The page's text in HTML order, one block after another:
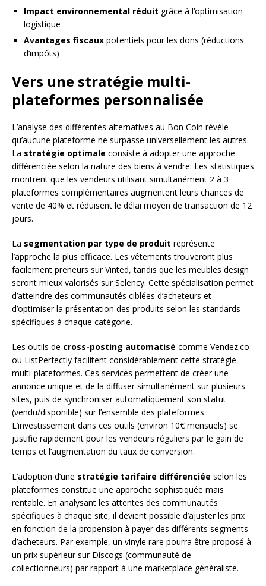
Impact environnemental réduit grâce à l’optimisation
logistique
Avantages fiscaux potentiels pour les dons (réductions
d’impôts)
Vers une stratégie multi-
plateformes personnalisée
L’analyse des différentes alternatives au Bon Coin révèle
qu’aucune plateforme ne surpasse universellement les autres.
La stratégie optimale consiste à adopter une approche
différenciée selon la nature des biens à vendre. Les statistiques
montrent que les vendeurs utilisant simultanément 2 à 3
plateformes complémentaires augmentent leurs chances de
vente de 40% et réduisent le délai moyen de transaction de 12
jours.
La segmentation par type de produit représente
l’approche la plus efficace. Les vêtements trouveront plus
facilement preneurs sur Vinted, tandis que les meubles design
seront mieux valorisés sur Selency. Cette spécialisation permet
d’atteindre des communautés ciblées d’acheteurs et
d’optimiser la présentation des produits selon les standards
spécifiques à chaque catégorie.
Les outils de cross-posting automatisé comme Vendez.co
ou ListPerfectly facilitent considérablement cette stratégie
multi-plateformes. Ces services permettent de créer une
annonce unique et de la diffuser simultanément sur plusieurs
sites, puis de synchroniser automatiquement son statut
(vendu/disponible) sur l’ensemble des plateformes.
L’investissement dans ces outils (environ 10€ mensuels) se
justifie rapidement pour les vendeurs réguliers par le gain de
temps et l’augmentation du taux de conversion.
L’adoption d’une stratégie tarifaire différenciée selon les
plateformes constitue une approche sophistiquée mais
rentable. En analysant les attentes des communautés
spécifiques à chaque site, il devient possible d’ajuster les prix
en fonction de la propension à payer des différents segments
d’acheteurs. Par exemple, un vinyle rare pourra être proposé à
un prix supérieur sur Discogs (communauté de
collectionneurs) par rapport à une marketplace généraliste.